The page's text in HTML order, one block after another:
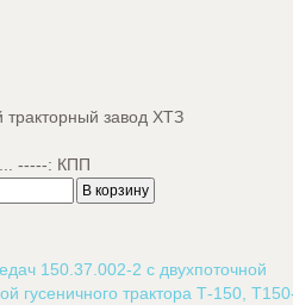
тракторный завод ХТЗ
-----: КПП
150.37.002-2 с двухпоточной
гусеничного трактора Т-150,